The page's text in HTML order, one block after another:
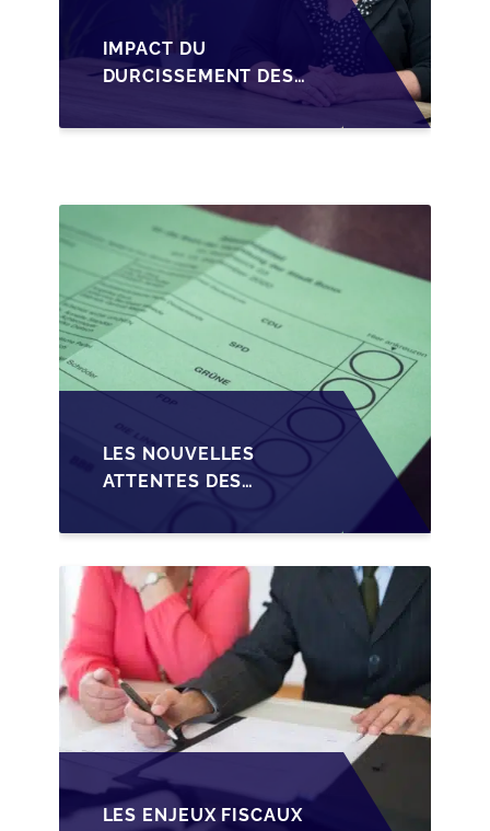
IMPACT DU
DURCISSEMENT DES
CRÉDIT SUR LA
LES NOUVELLES
ATTENTES DES
TRANSMISSION DES
PME BELGES
LES ENJEUX FISCAUX